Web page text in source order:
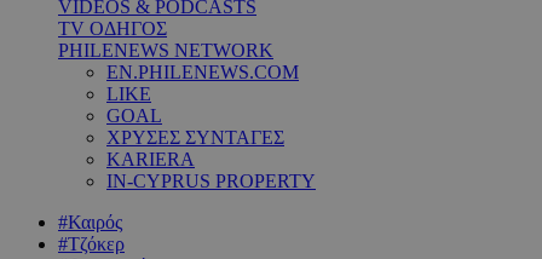
VIDEOS & PODCASTS
TV ΟΔΗΓΟΣ
PHILENEWS NETWORK
EN.PHILENEWS.COM
LIKE
GOAL
ΧΡΥΣΕΣ ΣΥΝΤΑΓΕΣ
KARIERA
IN-CYPRUS PROPERTY
#Καιρός
#Τζόκερ